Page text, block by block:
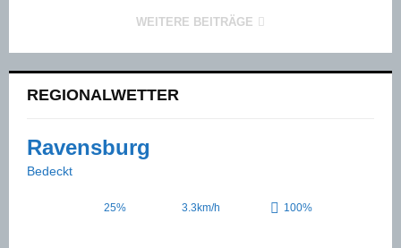
WEITERE BEITRÄGE
REGIONALWETTER
Ravensburg
Bedeckt
25% 3.3km/h 100%